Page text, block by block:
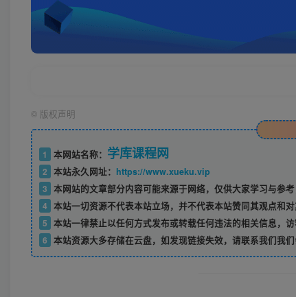
© 版权声明
1 本网站名称： 学库课程网
2 本站永久网址： https://www.xueku.vip
3 本网站的文章部分内容可能来源于网络，仅供大家学习与参
4 本站一切资源不代表本站立场，并不代表本站赞同其观点和对
5 本站一律禁止以任何方式发布或转载任何违法的相关信息，
6 本站资源大多存储在云盘，如发现链接失效，请联系我们我们